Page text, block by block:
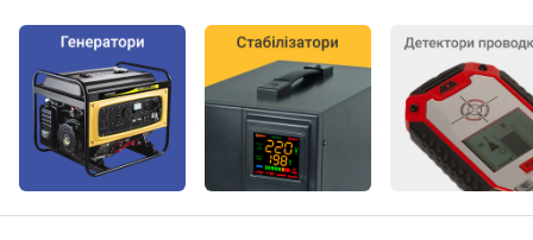
и
к
а
(
м
м